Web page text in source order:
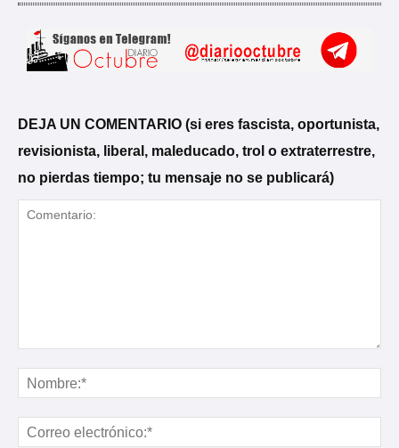
DEJA UN COMENTARIO (si eres fascista, oportunista,
revisionista, liberal, maleducado, trol o extraterrestre,
no pierdas tiempo; tu mensaje no se publicará)